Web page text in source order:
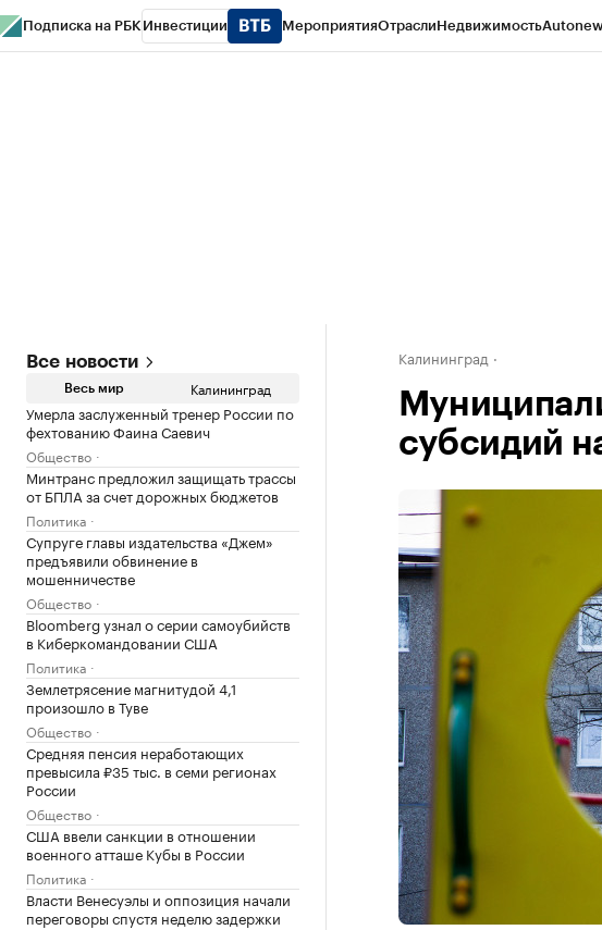
Подписка на РБК Инвестиции МероприятияОтраслиНедвижимость
Все новости
Весь мир Калининград
Умерла заслуженный тренер России по
фехтованию Фаина Саевич
Общество
Минтранс предложил защищать трассы
от БПЛА за счет дорожных бюджетов
Политика
Супруге главы издательства «Джем»
предъявили обвинение в
мошенничестве
Общество
Bloomberg узнал о серии самоубийств
в Киберкомандовании США
Политика
Землетрясение магнитудой 4,1
произошло в Туве
Общество
Средняя пенсия неработающих
превысила ₽35 тыс. в семи регионах
России
Общество
США ввели санкции в отношении
военного атташе Кубы в России
Политика
Власти Венесуэлы и оппозиция начали
переговоры спустя неделю задержки
Калининград
субсидий